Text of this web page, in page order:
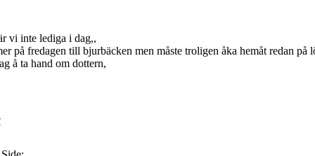
vi inte lediga i dag,,
på fredagen till bjurbäcken men måste troligen åka hemåt redan på
å ta hand om dottern,